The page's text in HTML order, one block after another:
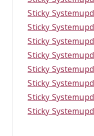
Sticky
Sticky
Sticky
Sticky
Sticky
Sticky
Sticky
Sticky